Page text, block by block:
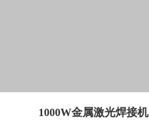
1000W金属激光焊接机